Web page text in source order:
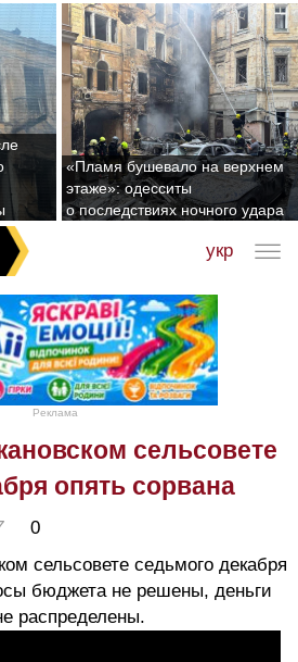
«Пламя бушевало на верхнем
этаже»: одесситы
о последствиях ночного удара
укр
Реклама
сельсовете
опять сорвана
0
сельсовете седьмого декабря
бюджета не решены, деньги
распределены.